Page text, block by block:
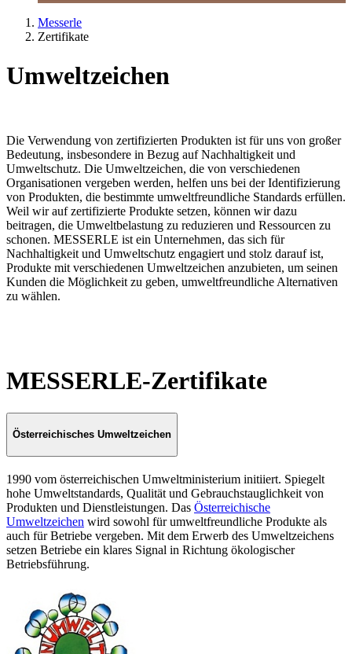
Messerle
Zertifikate
Umweltzeichen
Die Verwendung von zertifizierten Produkten ist für uns von großer
Bedeutung, insbesondere in Bezug auf Nachhaltigkeit und
Umweltschutz. Die Umweltzeichen, die von verschiedenen
Organisationen vergeben werden, helfen uns bei der Identifizierung
von Produkten, die bestimmte umweltfreundliche Standards erfüllen.
Weil wir auf zertifizierte Produkte setzen, können wir dazu
beitragen, die Umweltbelastung zu reduzieren und Ressourcen zu
schonen. MESSERLE ist ein Unternehmen, das sich für
Nachhaltigkeit und Umweltschutz engagiert und stolz darauf ist,
Produkte mit verschiedenen Umweltzeichen anzubieten, um seinen
Kunden die Möglichkeit zu geben, umweltfreundliche Alternativen
zu wählen.
MESSERLE-Zertifikate
Österreichisches Umweltzeichen
1990 vom österreichischen Umweltministerium initiiert. Spiegelt
hohe Umweltstandards, Qualität und Gebrauchstauglichkeit von
Produkten und Dienstleistungen. Das Österreichische
Umweltzeichen wird sowohl für umweltfreundliche Produkte als
auch für Betriebe vergeben. Mit dem Erwerb des Umweltzeichens
setzen Betriebe ein klares Signal in Richtung ökologischer
Betriebsführung.